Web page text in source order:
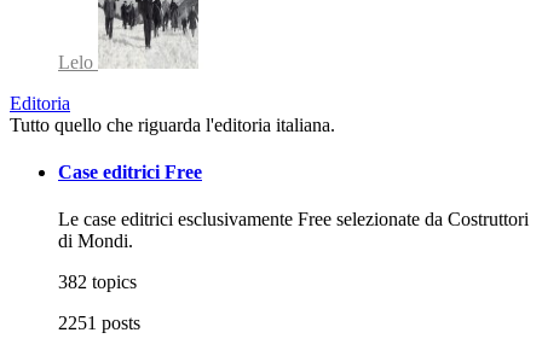
Lelo
Editoria
Tutto quello che riguarda l'editoria italiana.
Case editrici Free
Le case editrici esclusivamente Free selezionate da Costruttori
di Mondi.
382 topics
2251 posts